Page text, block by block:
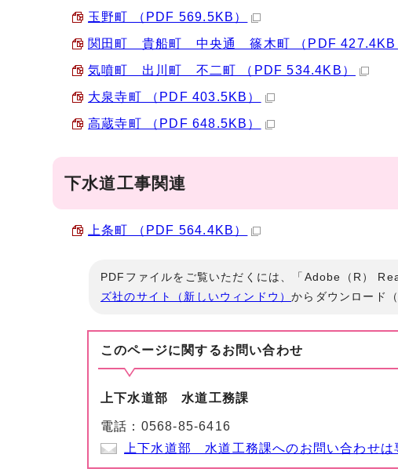
玉野町 （PDF 569.5KB）
関田町 貴船町 中央通 篠木町 （PDF 427.4KB
気噴町 出川町 不二町 （PDF 534.4KB）
大泉寺町 （PDF 403.5KB）
高蔵寺町 （PDF 648.5KB）
下水道工事関連
上条町 （PDF 564.4KB）
PDFファイルをご覧いただくには、「Adobe（R）
ズ社のサイト（新しいウィンドウ）からダウンロード
このページに関するお問い合わせ
上下水道部 水道工務課
電話： 0568-85-6416
上下水道部 水道工務課へのお問い合わせは